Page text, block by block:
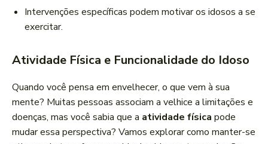
Intervenções específicas podem motivar os idosos a se
exercitar.
Atividade Física e Funcionalidade do Idoso
Quando você pensa em envelhecer, o que vem à sua
mente? Muitas pessoas associam a velhice a limitações e
doenças, mas você sabia que a atividade física pode
mudar essa perspectiva? Vamos explorar como manter-se